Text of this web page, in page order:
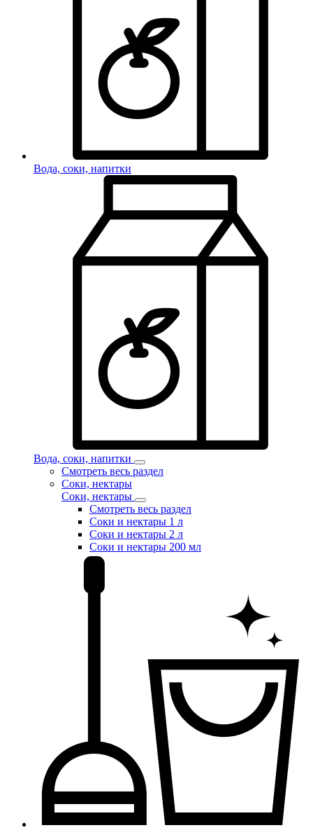
Вода, соки, напитки
Вода, соки, напитки
Смотреть весь раздел
Соки, нектары
Соки, нектары
Смотреть весь раздел
Соки и нектары 1 л
Соки и нектары 2 л
Соки и нектары 200 мл